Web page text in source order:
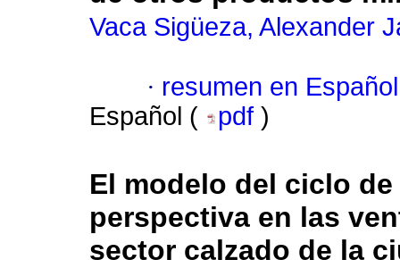
Vaca Sigüeza, Alexander
· resumen en Español
Español (
pdf )
El modelo del ciclo
perspectiva en las
sector calzado de la